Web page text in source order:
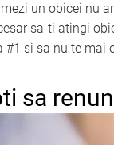
un obicei nu
sa-ti atingi
#1 si sa nu te mai
sa